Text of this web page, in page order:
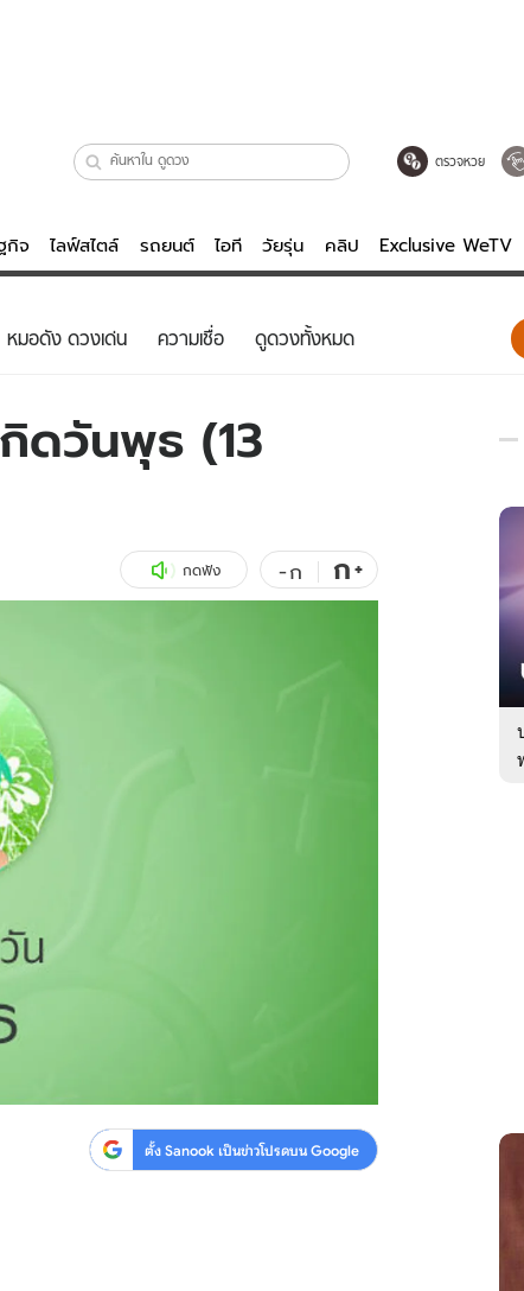
ตรวจหวย
กิจ ไลฟ์สไตล์ รถยนต์ ไอที วัยรุ่น คลิป Exclusive WeTV
ไลฟ์สไตล์
วัยรุ่น
สุขภาพ
เที่ยว-กิน
ดูทีวี
WeTV
หมอดัง ดวงเด่น ความเชื่อ ดูดวงทั้งหมด
ดวันพุธ (13
กดฟัง -ก ก+
ตั้ง Sanook เป็นข่าวโปรดบน Google
เ
ใน
รอบ
ขอ
ดูด